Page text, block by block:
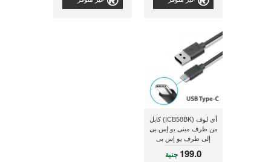
أى لوف (ICB58BK) كابل
من طرف مينى يو إس بى
إلى طرف يو إس بى
للشحن و التزامن و ذو
طول 0.9 متر
199.0 جنية